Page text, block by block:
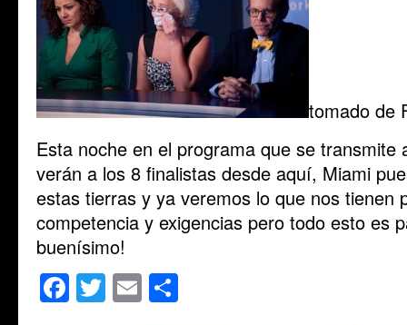
tomado de
Esta noche en el programa que se
verán a los 8 finalistas desde aquí, Miami
estas tierras y ya veremos lo que nos
competencia y exigencias pero todo esto es
buenísimo!
Facebook
Twitter
Email